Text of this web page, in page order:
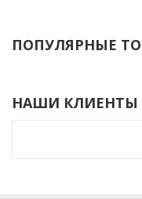
ПОПУЛЯРНЫЕ
НАШИ КЛИЕНТЫ